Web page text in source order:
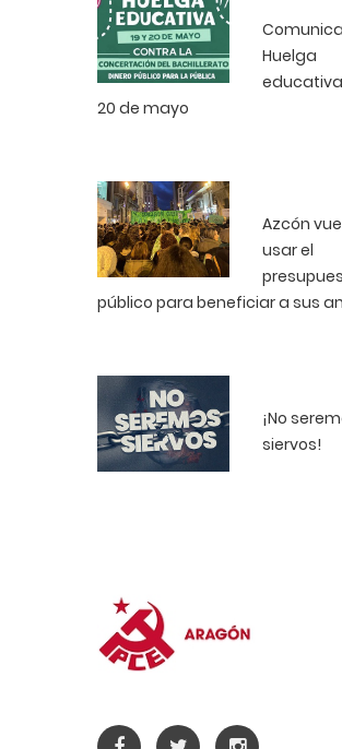
Huelga
educativa
20 de mayo
Azcón
usar el
público para beneficiar a sus
¡No
siervos!